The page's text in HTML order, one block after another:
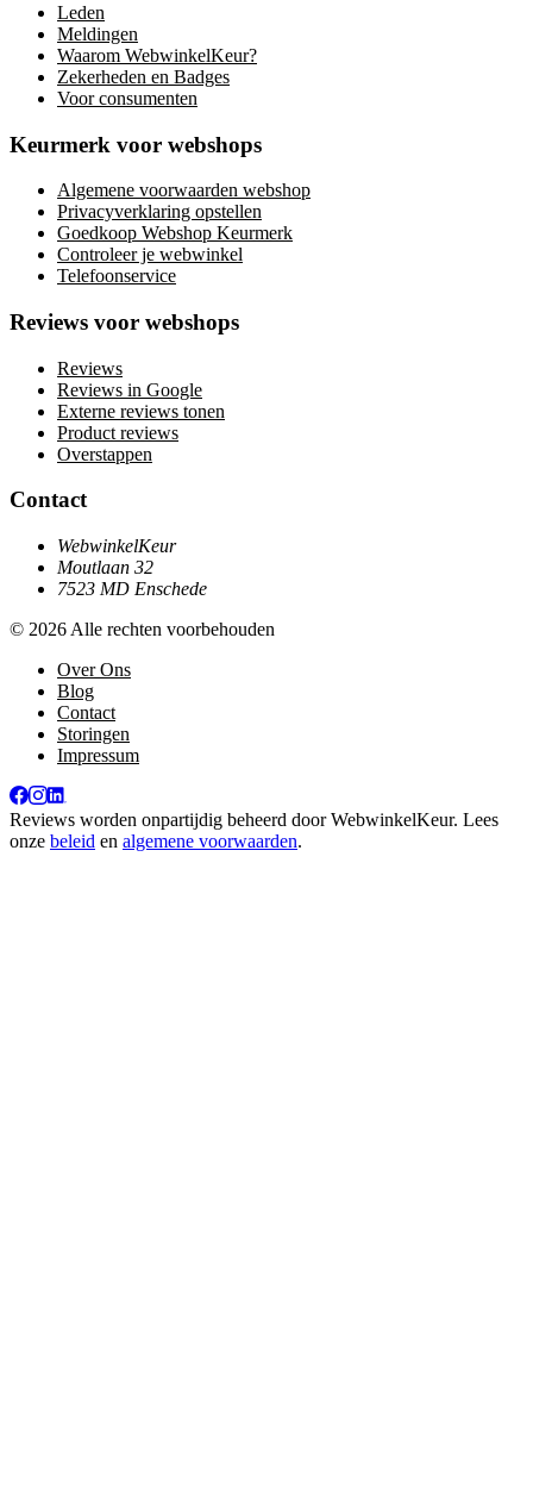
Leden
Meldingen
Waarom WebwinkelKeur?
Zekerheden en Badges
Voor consumenten
Keurmerk voor webshops
Algemene voorwaarden webshop
Privacyverklaring opstellen
Goedkoop Webshop Keurmerk
Controleer je webwinkel
Telefoonservice
Reviews voor webshops
Reviews
Reviews in Google
Externe reviews tonen
Product reviews
Overstappen
Contact
WebwinkelKeur
Moutlaan 32
7523 MD Enschede
© 2026 Alle rechten voorbehouden
Over Ons
Blog
Contact
Storingen
Impressum
Reviews worden onpartijdig beheerd doorWebwinkelKeur. Lees
onze beleid en algemene voorwaarden.